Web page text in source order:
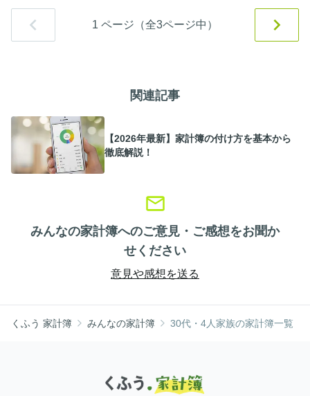
1 ページ（全3ページ中）
関連記事
【2026年最新】家計簿の付け方を基本から
徹底解説！
みんなの家計簿へのご意見・ご感想をお聞か
せください
意見や感想を送る
くふう 家計簿 みんなの家計簿 30代・4人家族の家計簿一覧